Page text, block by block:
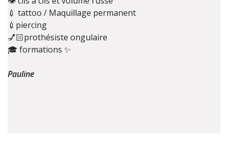
💉 tattoo / Maquillage permanent
💉piercing
💅🏻prothésiste ongulaire
🎓 formations ✨
Pauline